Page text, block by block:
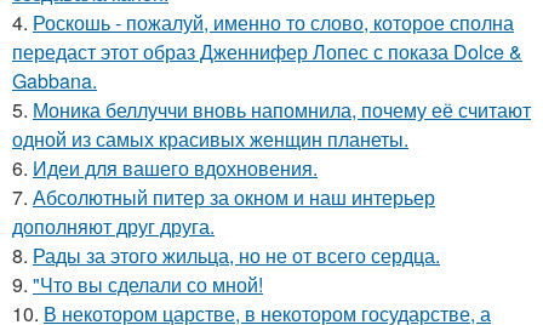
4. Роскошь - пожалуй, именно то слово, которое сполна
передаст этот образ Дженнифер Лопес с показа Dolce &
Gabbana.
5. Моника беллуччи вновь напомнила, почему её считают
одной из самых красивых женщин планеты.
6. Идеи для вашего вдохновения.
7. Абсолютный питер за окном и наш интерьер
дополняют друг друга.
8. Рады за этого жильца, но не от всего сердца.
9. "Что вы сделали со мной!
10. В некотором царстве, в некотором государстве, а